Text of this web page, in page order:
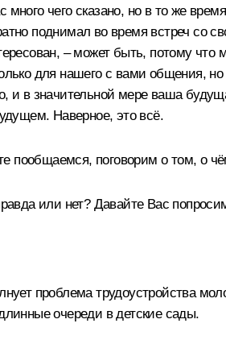
чего сказано, но в то же
поднимал во время встреч со
– может быть, потому что
для нашего с вами общения,
и в значительной мере ваша
Наверное, это всё.
пообщаемся, поговорим о том, о
или нет? Давайте Вас
проблема трудоустройства
очереди в детские сады.